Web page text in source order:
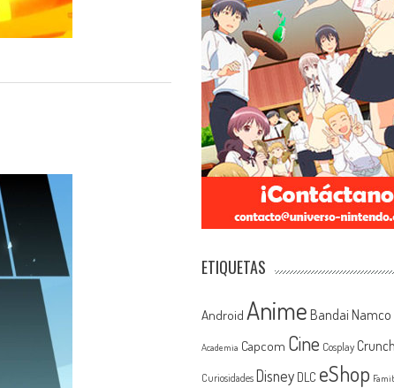
ETIQUETAS
Android Anime Bandai Namco
Academia Capcom Cine Cosplay
Curiosidades Disney DLC eShop